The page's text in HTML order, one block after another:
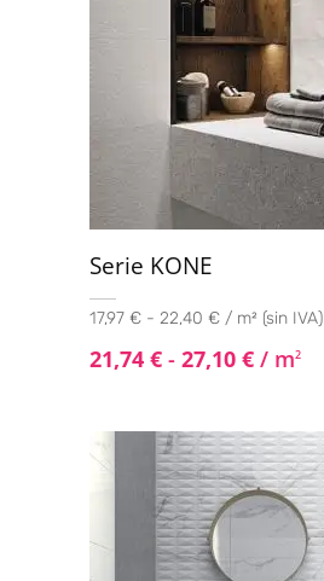
Serie KONE
17,97 € - 22,40 € / m² (sin IVA)
21,74 € - 27,10 € / m2